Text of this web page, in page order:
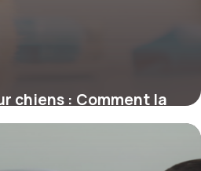
chiens : Comment la
la santé canine